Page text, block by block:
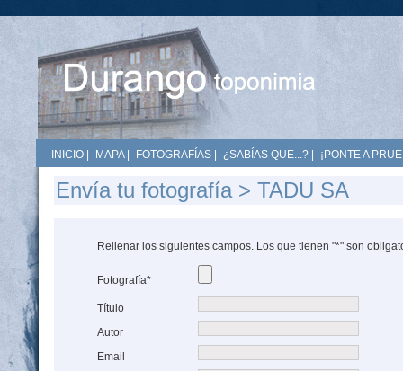
INICIO MAPA| FOTOGRAFÍAS ¿SABÍAS QUE...? ¡PONTE A
Envía tu fotografía > TADU SA
Rellenar los siguientes campos. Los que tienen "*" son
Fotografía*
Título
Autor
Email